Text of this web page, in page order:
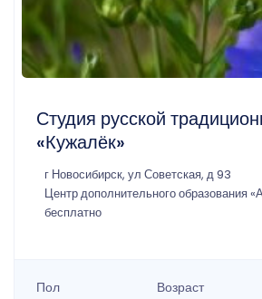
Студия русской
«Кужалёк»
г Новосибирск, ул Советская, д 93
Центр дополнительного образования
бесплатно
Пол Возраст